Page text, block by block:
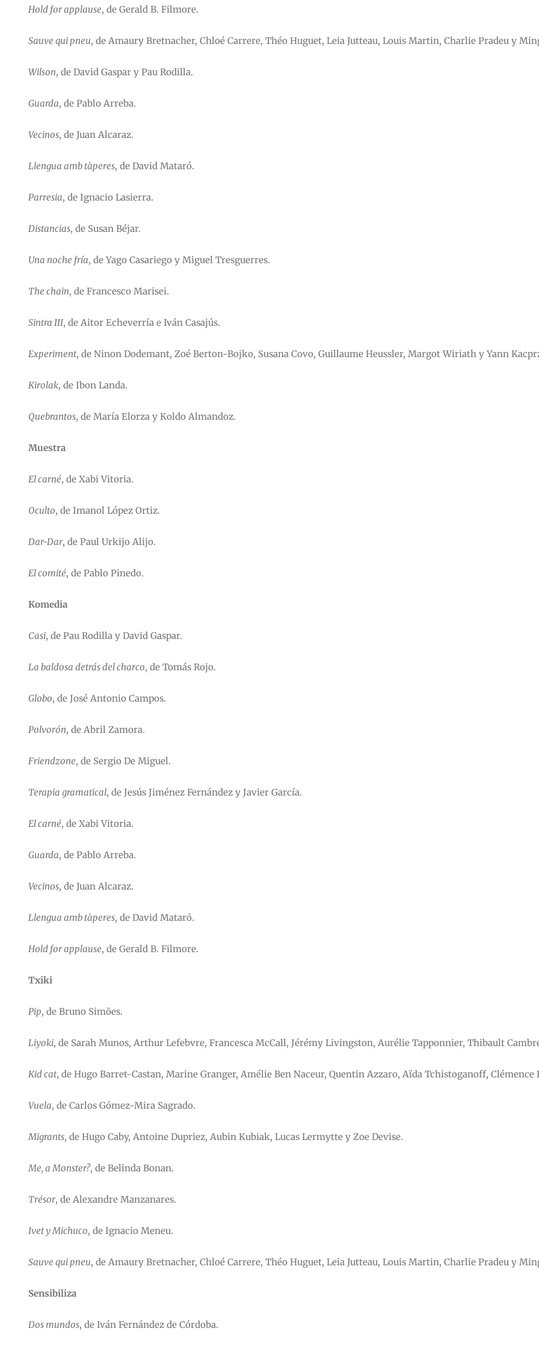
Hold for applause, de Gerald B. Filmore.
Sauve qui pneu, de Amaury Bretnacher, Chloé Carrere, Théo Huguet, Leia Jutteau, Louis Martin, Charlie Pradeu y
Wilson, de David Gaspar y Pau Rodilla.
Guarda, de Pablo Arreba.
Vecinos, de Juan Alcaraz.
Llengua amb tàperes, de David Mataró.
Parresia, de Ignacio Lasierra.
Distancias, de Susan Béjar.
Una noche fría, de Yago Casariego y Miguel Tresguerres.
The chain, de Francesco Marisei.
Sintra III, de Aitor Echeverría e Iván Casajús.
Experiment, de Ninon Dodemant, Zoé Berton-Bojko, Susana Covo, Guillaume Heussler, Margot Wiriath y Yann
Kirolak, de Ibon Landa.
Quebrantos, de María Elorza y Koldo Almandoz.
Muestra
El carné, de Xabi Vitoria.
Oculto, de Imanol López Ortiz.
Dar-Dar, de Paul Urkijo Alijo.
El comité, de Pablo Pinedo.
Komedia
Casi, de Pau Rodilla y David Gaspar.
La baldosa detrás del charco, de Tomás Rojo.
Globo, de José Antonio Campos.
Polvorón, de Abril Zamora.
Friendzone, de Sergio De Miguel.
Terapia gramatical, de Jesús Jiménez Fernández y Javier García.
El carné, de Xabi Vitoria.
Guarda, de Pablo Arreba.
Vecinos, de Juan Alcaraz.
Llengua amb tàperes, de David Mataró.
Hold for applause, de Gerald B. Filmore.
Txiki
Pip, de Bruno Simöes.
Liyoki, de Sarah Munos, Arthur Lefebvre, Francesca McCall, Jérémy Livingston, Aurélie Tapponnier, Thibault
Kid cat, de Hugo Barret-Castan, Marine Granger, Amélie Ben Naceur, Quentin Azzaro, Aïda Tchistoganoff,
Vuela, de Carlos Gómez-Mira Sagrado.
Migrants, de Hugo Caby, Antoine Dupriez, Aubin Kubiak, Lucas Lermytte y Zoe Devise.
Me, a Monster?, de Belinda Bonan.
Trésor, de Alexandre Manzanares.
Ivet y Michuco, de Ignacio Meneu.
Sauve qui pneu, de Amaury Bretnacher, Chloé Carrere, Théo Huguet, Leia Jutteau, Louis Martin, Charlie Pradeu y
Sensibiliza
Dos mundos, de Iván Fernández de Córdoba.